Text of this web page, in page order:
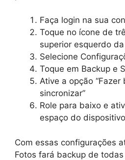
Faça login na sua
Toque no ícone de
superior esquerdo
Selecione
Toque em Backup e
Ative a opção “Fazer
sincronizar”
Role para baixo e
espaço do
Com essas configurações
Fotos fará backup de